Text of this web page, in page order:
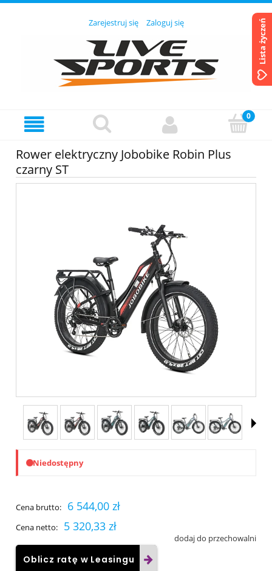
Zarejestruj się Zaloguj się
Rower elektryczny Jobobike Robin Plus
czarny ST
Niedostępny
Cena brutto: 6 544,00 zł
Cena netto: 5 320,33 zł
dodaj do przechowalni
Oblicz ratę w Leasingu
Lista życzeń